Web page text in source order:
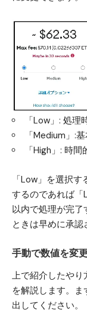
「Low」: 処
「Medium」:
「High」: 時
「Low」を選択
するのであれば「
以内で処理が完
ときは早めに承認
手動で数値を変
上で紹介したやり
を解説します。
出してください。